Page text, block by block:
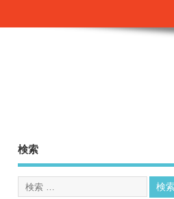
検索